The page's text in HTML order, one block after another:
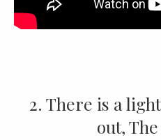
2. There is a
out,